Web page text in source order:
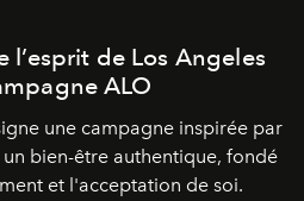
l’esprit de Los Angeles
ALO
une campagne inspirée par
bien-être authentique, fondé
et l'acceptation de soi.